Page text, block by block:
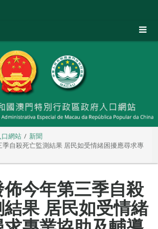
網站
新聞
自殺死亡監測結果 居民如受情緒困擾應尋求專
今年第三季自殺
果 居民如受情緒